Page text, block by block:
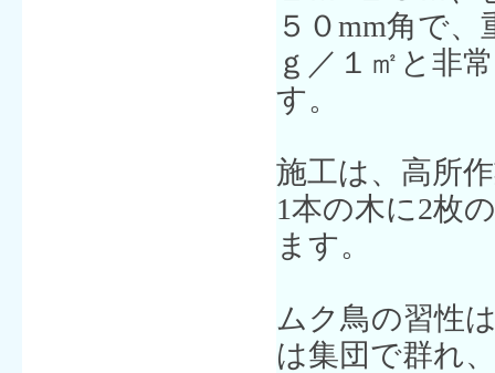
５０mm角で
ｇ／１㎡と非
す。
施工は、高所
1本の木に2枚
ます。
ムク鳥の習性
は集団で群れ